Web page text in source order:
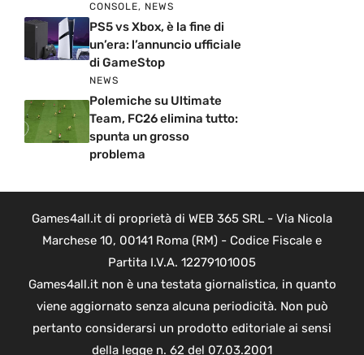
CONSOLE, NEWS
PS5 vs Xbox, è la fine di
un’era: l’annuncio ufficiale
di GameStop
NEWS
Polemiche su Ultimate
Team, FC26 elimina tutto:
spunta un grosso
problema
Games4all.it di proprietà di WEB 365 SRL - Via Nicola
Marchese 10, 00141 Roma (RM) - Codice Fiscale e
Partita I.V.A. 12279101005
Games4all.it non è una testata giornalistica, in quanto
viene aggiornato senza alcuna periodicità. Non può
pertanto considerarsi un prodotto editoriale ai sensi
della legge n. 62 del 07.03.2001